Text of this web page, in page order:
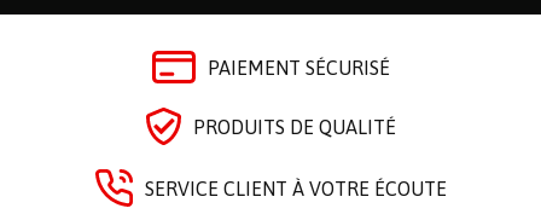
PAIEMENT SÉCURISÉ
PRODUITS DE QUALITÉ
SERVICE CLIENT À VOTRE ÉCOUTE